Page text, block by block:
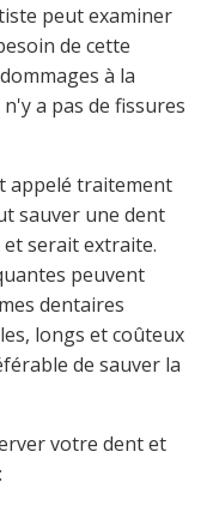
peut examiner
de cette
à la
a pas de fissures
appelé traitement
sauver une dent
serait extraite.
peuvent
dentaires
longs et coûteux
de sauver la
votre dent et